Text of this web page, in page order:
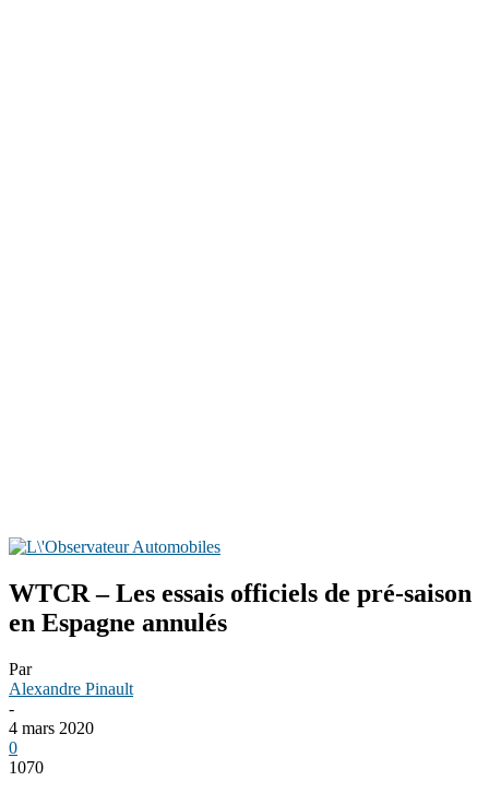
WTCR – Les essais officiels de pré-saison
en Espagne annulés
Par
Alexandre Pinault
-
4 mars 2020
0
1070